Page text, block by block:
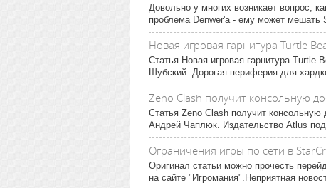
Довольно у многих возникает вопрос,
проблема Denwer'а - ему может мешать
Новая игровая гарнитура Turtle
Статья Новая игровая гарнитура Turtle
Шубский. Дорогая периферия для
Zeno Clash получит консольную
Статья Zeno Clash получит
Андрей Чаплюк. Издательство Atlus
Ограничения игры по сети в
Оригинал статьи можно прочесть
на сайте "Игромания".Неприятная